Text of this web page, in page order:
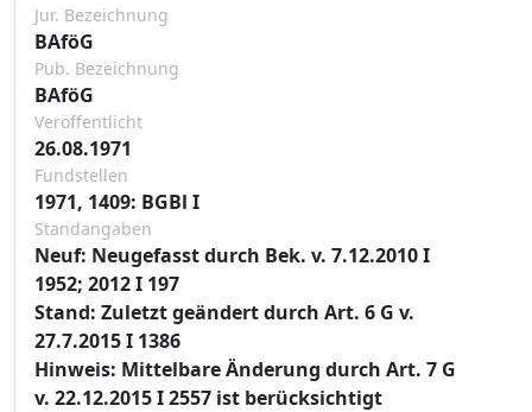
Jur. Bezeichnung
BAföG
Pub. Bezeichnung
BAföG
Veröffentlicht
26.08.1971
Fundstellen
1971, 1409: BGBl I
Standangaben
Neuf: Neugefasst durch Bek. v. 7.12.2010 I
1952; 2012 I 197
Stand: Zuletzt geändert durch Art. 6 G v.
27.7.2015 I 1386
Hinweis: Mittelbare Änderung durch Art. 7 G
v. 22.12.2015 I 2557 ist berücksichtigt